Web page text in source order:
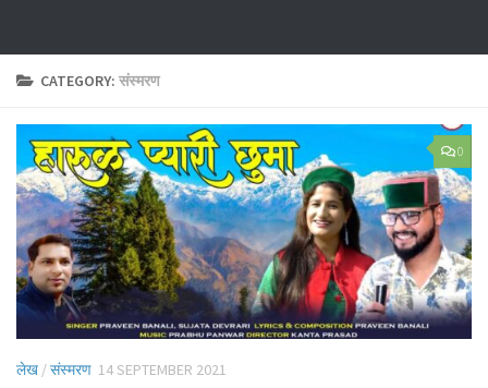
CATEGORY: संस्मरण
0
लेख /संस्मरण 14 SEPTEMBER 2021